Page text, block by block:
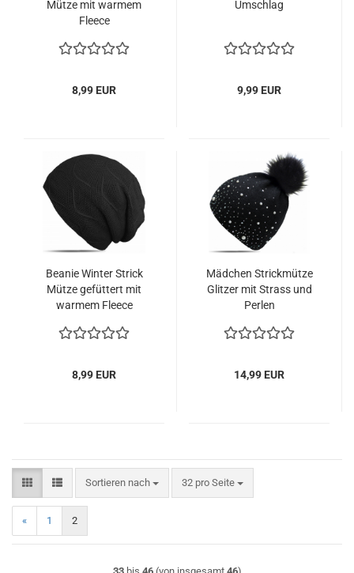
Mütze mit warmem
Fleece
8,99 EUR
Umschlag
9,99 EUR
Beanie Winter Strick
Mütze gefüttert mit
warmem Fleece
8,99 EUR
Mädchen Strickmütze
Glitzer mit Strass und
Perlen
14,99 EUR
Sortieren nach
Sortieren nach 32 pro Seite
pro Seite
« 1 2